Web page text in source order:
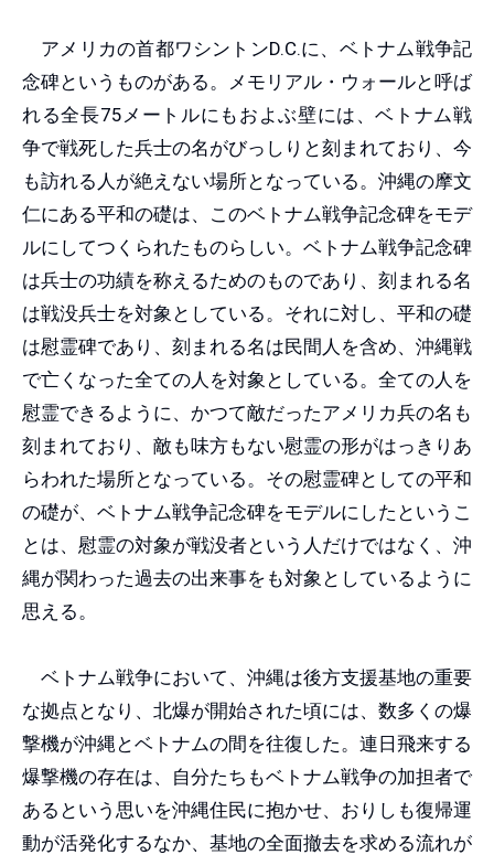
アメリカの首都ワシントンD.C.に、ベトナム戦争記
念碑というものがある。メモリアル・ウォールと呼ば
れる全長75メートルにもおよぶ壁には、ベトナム戦
争で戦死した兵士の名がびっしりと刻まれており、今
も訪れる人が絶えない場所となっている。沖縄の摩文
仁にある平和の礎は、このベトナム戦争記念碑をモデ
ルにしてつくられたものらしい。ベトナム戦争記念碑
は兵士の功績を称えるためのものであり、刻まれる名
は戦没兵士を対象としている。それに対し、平和の礎
は慰霊碑であり、刻まれる名は民間人を含め、沖縄戦
で亡くなった全ての人を対象としている。全ての人を
慰霊できるように、かつて敵だったアメリカ兵の名も
刻まれており、敵も味方もない慰霊の形がはっきりあ
らわれた場所となっている。その慰霊碑としての平和
の礎が、ベトナム戦争記念碑をモデルにしたというこ
とは、慰霊の対象が戦没者という人だけではなく、沖
縄が関わった過去の出来事をも対象としているように
思える。
ベトナム戦争において、沖縄は後方支援基地の重要
な拠点となり、北爆が開始された頃には、数多くの爆
撃機が沖縄とベトナムの間を往復した。連日飛来する
爆撃機の存在は、自分たちもベトナム戦争の加担者で
あるという思いを沖縄住民に抱かせ、おりしも復帰運
動が活発化するなか、基地の全面撤去を求める流れが